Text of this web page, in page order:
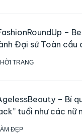
TRANG
–
Đại sứ Toàn cầu
CHANEL mua
ĐẸP
– Bí
tuổi như các nữ